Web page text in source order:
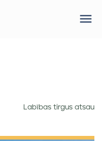
Labības tirgus